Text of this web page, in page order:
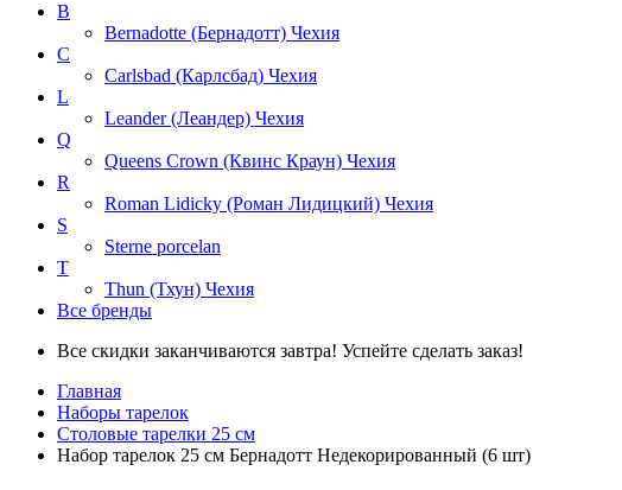
B
Bernadotte (Бернадотт) Чехия
C
Carlsbad (Карлсбад) Чехия
L
Leander (Леандер) Чехия
Q
Queens Crown (Квинс Краун) Чехия
R
Roman Lidicky (Роман Лидицкий) Чехия
S
Sterne porcelan
T
Thun (Тхун) Чехия
Все бренды
Все скидки заканчиваются завтра! Успейте сделать заказ!
Главная
Наборы тарелок
Столовые тарелки 25 см
Набор тарелок 25 см Бернадотт Недекорированный (6 шт)